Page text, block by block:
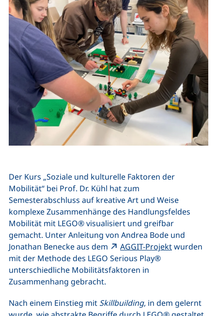
Der Kurs „Soziale und kulturelle Faktoren der
Mobilität“ bei Prof. Dr. Kühl hat zum
Semesterabschluss auf kreative Art und Weise
komplexe Zusammenhänge des Handlungsfeldes
Mobilität mit LEGO® visualisiert und greifbar
gemacht. Unter Anleitung von Andrea Bode und
Jonathan Benecke aus dem
AGGIT-Projekt(externer
wurden
mit der Methode des LEGO Serious Play®
unterschiedliche Mobilitätsfaktoren in
Zusammenhang gebracht.
Nach einem Einstieg mit Skillbuilding, in dem gelernt